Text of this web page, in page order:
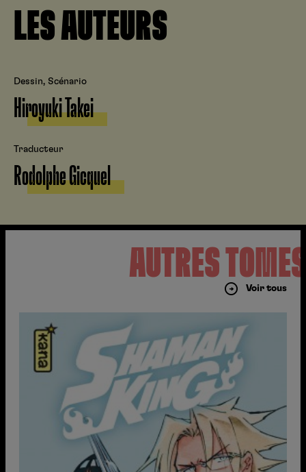
LES AUTEURS
Dessin, Scénario
Hiroyuki Takei
Traducteur
Rodolphe Gicquel
AUTRES
Voir tous